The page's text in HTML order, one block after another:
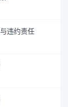
违约责任